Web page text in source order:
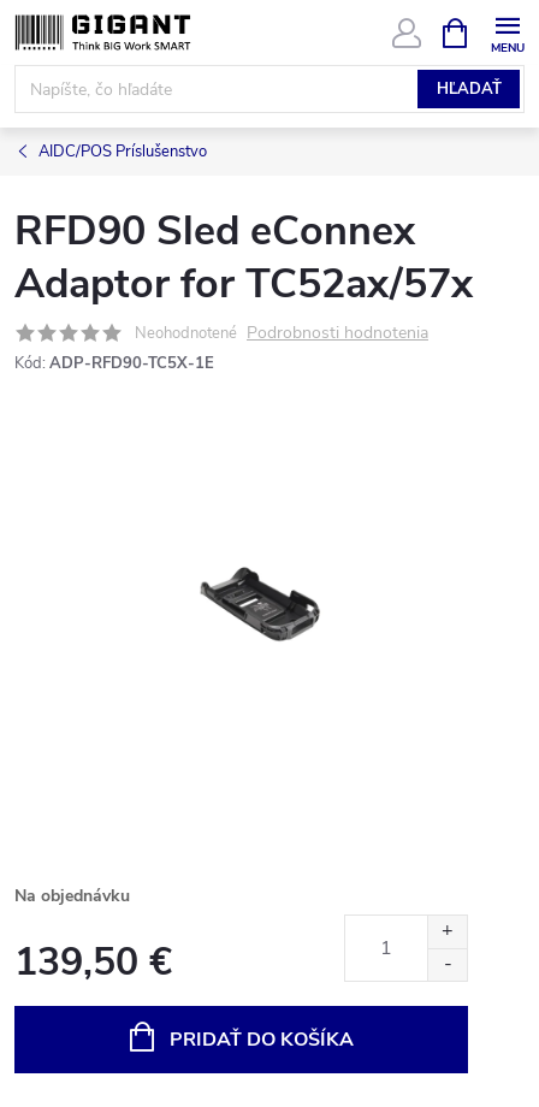
Prejsť
na
obsah
HĽADAŤ
KOŠÍK
AIDC/POS Príslušenstvo
RFD90 Sled eConnex
Adaptor for TC52ax/57x
Neohodnotené Podrobnosti hodnotenia
Kód: ADP-RFD90-TC5X-1E
Na objednávku
139,50 €
PRIDAŤ DO KOŠÍKA